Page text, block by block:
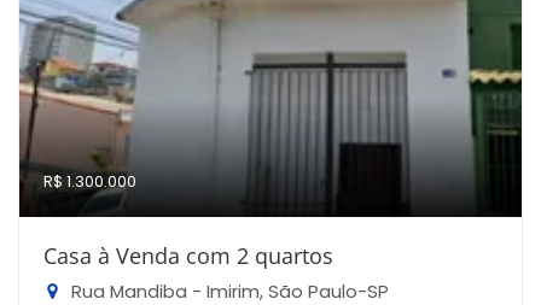
R$ 1.300.000
Casa à Venda com 2 quartos
Rua Mandiba - Imirim, São Paulo-SP